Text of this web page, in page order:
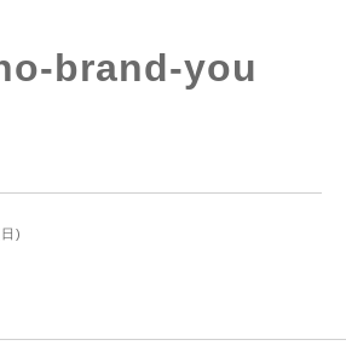
brand-you
)